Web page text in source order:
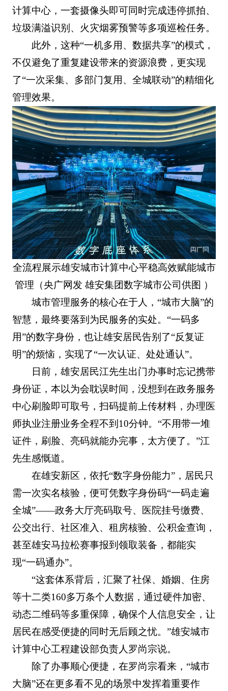
计算中心，一套摄像头即可同时完成违停抓拍、
垃圾满溢识别、火灾烟雾预警等多项巡检任务。
此外，这种“一机多用、数据共享”的模式，
不仅避免了重复建设带来的资源浪费，更实现
了“一次采集、多部门复用、全城联动”的精细化
管理效果。
全流程展示雄安城市计算中心平稳高效赋能城市
管理（央广网发 雄安集团数字城市公司供图 ）
城市管理服务的核心在于人，“城市大脑”的
智慧，最终要落到为民服务的实处。“一码多
用”的数字身份，也让雄安居民告别了“反复证
明”的烦恼，实现了“一次认证、处处通认”。
日前，雄安居民江先生出门办事时忘记携带
身份证，本以为会耽误时间，没想到在政务服务
中心刷脸即可取号，扫码提前上传材料，办理医
师执业注册业务全程不到10分钟。“不用带一堆
证件，刷脸、亮码就能办完事，太方便了。”江
先生感慨道。
在雄安新区，依托“数字身份能力”，居民只
需一次实名核验，便可凭数字身份码“一码走遍
全城”——政务大厅亮码取号、医院挂号缴费、
公交出行、社区准入、租房核验、公积金查询，
甚至雄安马拉松赛事报到领取装备，都能实
现“一码通办”。
“这套体系背后，汇聚了社保、婚姻、住房
等十二类160多万条个人数据，通过硬件加密、
动态二维码等多重保障，确保个人信息安全，让
居民在感受便捷的同时无后顾之忧。”雄安城市
计算中心工程建设部负责人罗尚宗说。
除了办事顺心便捷，在罗尚宗看来，“城市
大脑”还在更多看不见的场景中发挥着重要作